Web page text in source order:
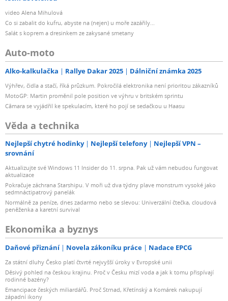
video Alena Mihulová
Co si zabalit do kufru, abyste na (nejen) u moře zazářily...
Salát s koprem a dresinkem ze zakysané smetany
Auto-moto
Alko-kalkulačka Rallye Dakar 2025 Dálniční známka 2025
Výhřev, čidla a stačí, říká průzkum. Pokročilá elektronika není prioritou zákazníků
MotoGP: Martin proměnil pole position ve výhru v britském sprintu
Câmara se vyjádřil ke spekulacím, které ho pojí se sedačkou u Haasu
Věda a technika
Nejlepší chytré hodinky Nejlepší telefony
Nejlepší VPN –
srovnání
Aktualizujte své Windows 11 Insider do 11. srpna. Pak už vám nebudou fungovat
aktualizace
Pokračuje záchrana Starshipu. V moři už dva týdny plave monstrum vysoké jako
sedmnáctipatrový panelák
Normálně za peníze, dnes zadarmo nebo se slevou: Univerzální čtečka, cloudová
peněženka a karetní survival
Ekonomika a byznys
Daňové přiznání Novela zákoníku práce Nadace EPCG
Za státní dluhy Česko platí čtvrté nejvyšší úroky v Evropské unii
Děsivý pohled na českou krajinu. Proč v Česku mizí voda a jak k tomu přispívají
rodinné bazény?
Emancipace českých miliardářů. Proč Strnad, Křetínský a Komárek nakupují
západní ikony